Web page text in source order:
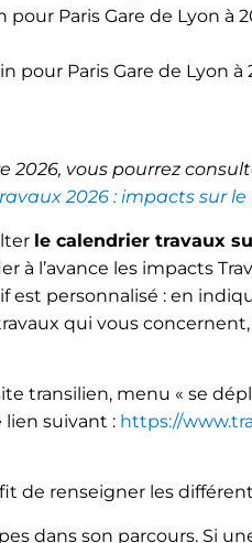
Paris Gare de Lyon à
pour Paris Gare de Lyon à
2026, vous pourrez
2026 : impacts sur
le calendrier travaux
à l’avance les impacts
est personnalisé : en
qui vous
transilien, menu « se
lien suivant : https://
de renseigner les
dans son parcours. Si